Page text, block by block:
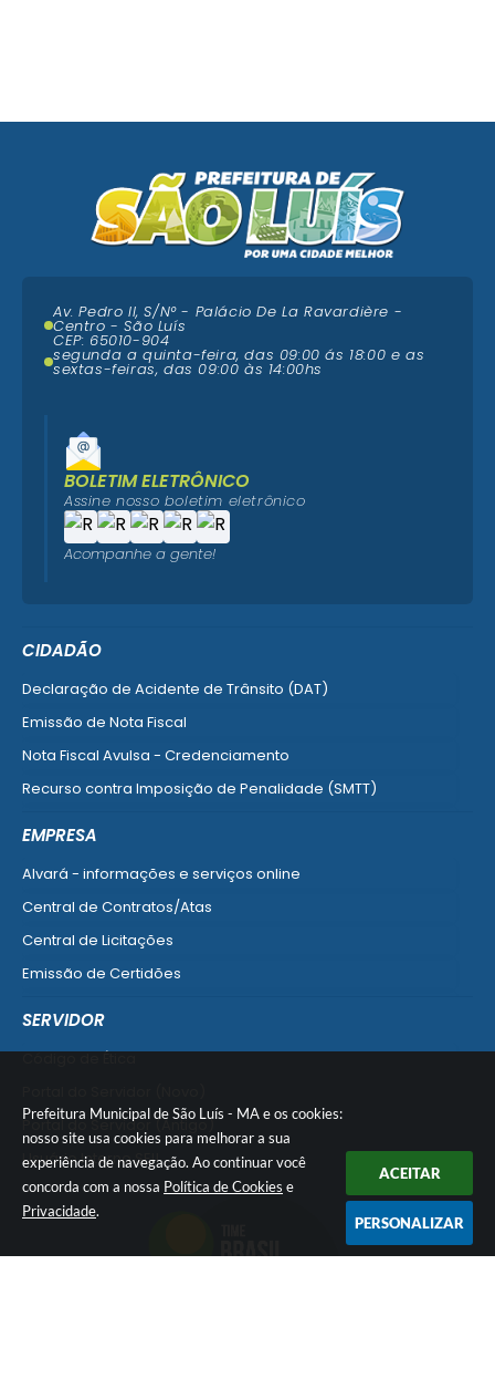
Prefeitura Municipal de São Luís - MA e os cookies:
nosso site usa cookies para melhorar a sua
experiência de navegação. Ao continuar você
concorda com a nossa Política de Cookies e
Privacidade.
ACEITAR
PERSONALIZAR
CIDADÃO
Declaração de Acidente de Trânsito (DAT)
Emissão de Nota Fiscal
Nota Fiscal Avulsa - Credenciamento
Recurso contra Imposição de Penalidade (SMTT)
EMPRESA
Alvará - informações e serviços online
Central de Contratos/Atas
Central de Licitações
Emissão de Certidões
SERVIDOR
Código de Ética
Portal do Servidor (Antigo)
Usuário Interno SEI!
SISCON
1doc Legado
Portal do Segurado
Av. Pedro II, S/N° - Palácio De La Ravardière -
Centro - São Luís
CEP: 65010-904
segunda a quinta-feira, das 09:00 ás 18:00 e as
sextas-feiras, das 09:00 às 14:00hs
BOLETIM ELETRÔNICO
Assine nosso boletim eletrônico
Acompanhe a gente!